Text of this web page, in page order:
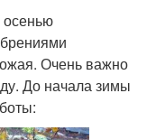
осенью
Очень важно
До начала зимы